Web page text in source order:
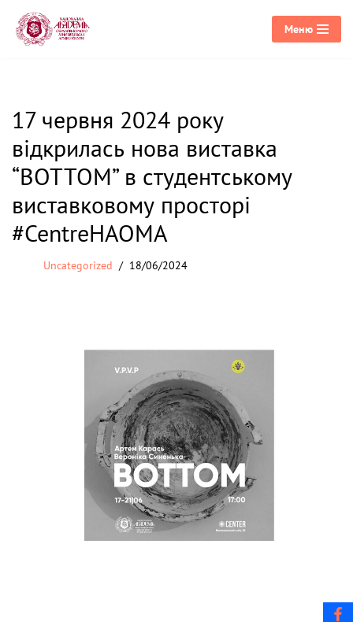
Перейти
Меню
17 червня 2024 року
відкрилась нова виставка
“BOTTOM” в студентському
виставковому просторі
#CentreНАОМА
Uncategorized 18/06/2024